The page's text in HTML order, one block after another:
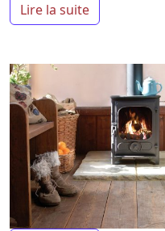
Lire la suite